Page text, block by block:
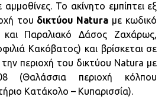
Το ακίνητο εμπίπτει εξ
του δικτύου Natura με κωδικό
και Παραλιακό Δάσος Ζαχάρως,
Κακόβατος) και βρίσκεται σε
την περιοχή του δικτύου Natura με
(Θαλάσσια περιοχή κόλπου
Κατάκολο – Κυπαρισσία).